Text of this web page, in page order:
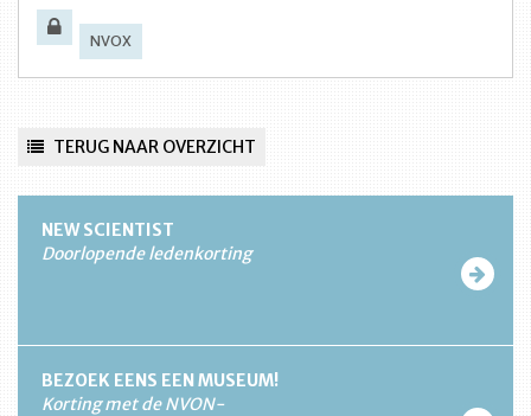
NVOX
TERUG NAAR OVERZICHT
NEW SCIENTIST
Doorlopende ledenkorting
BEZOEK EENS EEN MUSEUM!
Korting met de NVON-